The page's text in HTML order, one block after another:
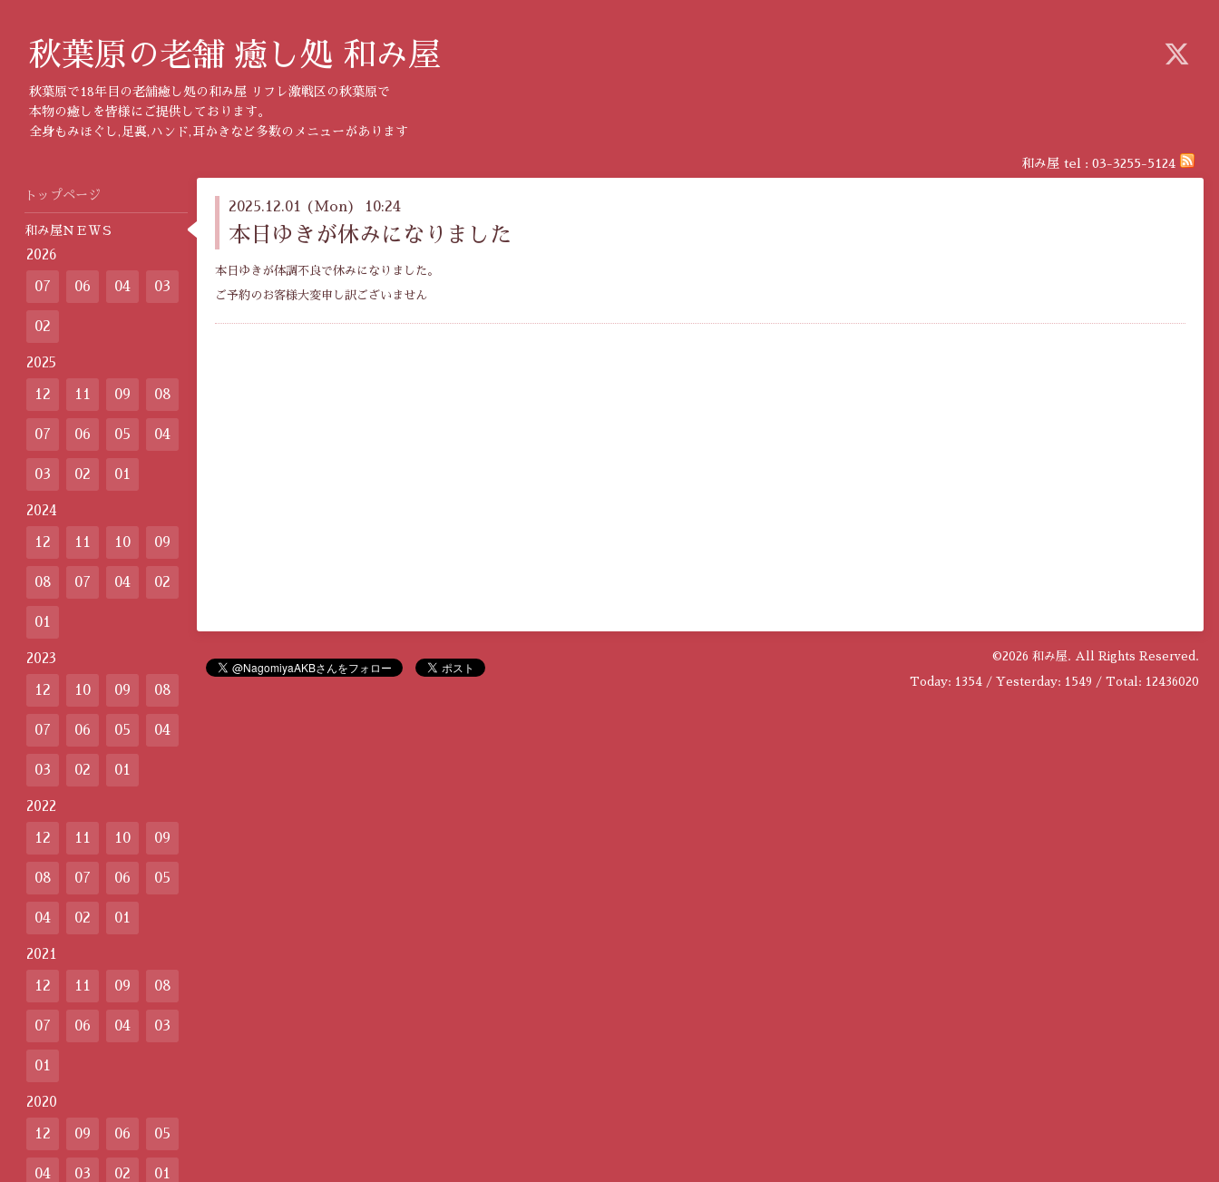
秋葉原の老舗 癒し処 和み屋
秋葉原で18年目の老舗癒し処の和み屋 リフレ激戦区の秋葉原で
本物の癒しを皆様にご提供しております。
全身もみほぐし,足裏,ハンド,耳かきなど多数のメニューがあります
和み屋 tel : 03-3255-5124
2025.12.01 (Mon) 10:24
本日ゆきが休みになりました
本日ゆきが体調不良で休みになりました。
ご予約のお客様大変申し訳ございません
©2026 和み屋. All Rights Reserved.
Today: 1354 / Yesterday: 1549 / Total: 12436020
トップページ
和み屋ＮＥＷＳ
2026
07 06 04 03
02
2025
12 11 09 08
07 06 05 04
03 02 01
2024
12 11 10 09
08 07 04 02
01
2023
12 10 09 08
07 06 05 04
03 02 01
2022
12 11 10 09
08 07 06 05
04 02 01
2021
12 11 09 08
07 06 04 03
01
2020
12 09 06 05
04 03 02 01